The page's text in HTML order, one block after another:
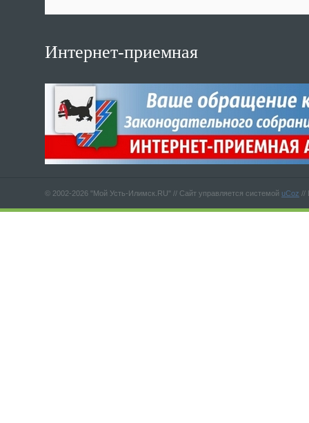
Интернет-приемная
© 2002-2026 "Мой Усть-Илимск.RU" // Сайт управляется системой uCoz //